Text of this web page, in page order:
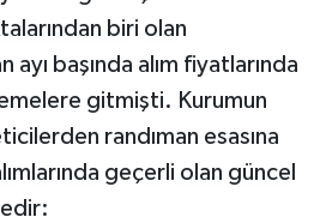
biri olan
ayı başında alım fiyatlarında
gitmişti. Kurumun
randıman esasına
geçerli olan güncel